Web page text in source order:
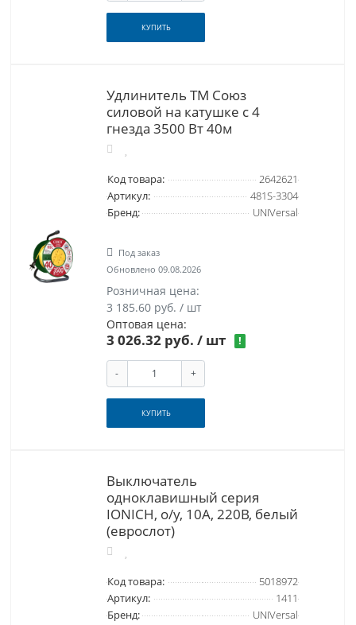
КУПИТЬ
Удлинитель ТМ Союз
силовой на катушке с 4
гнезда 3500 Вт 40м
Код товара:
2642621
Артикул:
481S-3304
Бренд:
UNIVersal
Под заказ
Обновлено 09.08.2026
Розничная цена:
3 185.60 руб. / шт
Оптовая цена:
3 026.32 руб. / шт !
- +
КУПИТЬ
Выключатель
одноклавишный серия
IONICH, о/у, 10А, 220В, белый
(еврослот)
Код товара:
5018972
Артикул:
1411
Бренд:
UNIVersal